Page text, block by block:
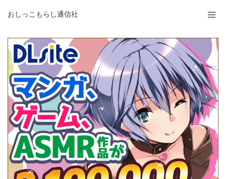
おしっこもらし通信社